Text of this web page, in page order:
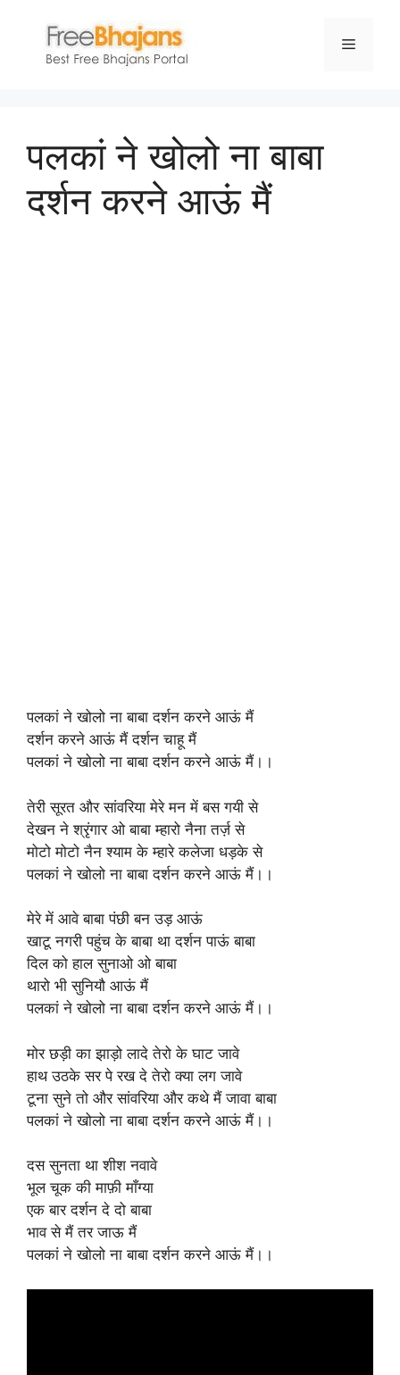
content
Menu
पलकां ने खोलो ना बाबा
दर्शन करने आऊं मैं
पलकां ने खोलो ना बाबा दर्शन करने आऊं मैं
दर्शन करने आऊं मैं दर्शन चाहू मैं
पलकां ने खोलो ना बाबा दर्शन करने आऊं मैं।।
तेरी सूरत और सांवरिया मेरे मन में बस गयी से
देखन ने श्रृंगार ओ बाबा म्हारो नैना तर्ज़ से
मोटो मोटो नैन श्याम के म्हारे कलेजा धड़के से
पलकां ने खोलो ना बाबा दर्शन करने आऊं मैं।।
मेरे में आवे बाबा पंछी बन उड़ आऊं
खाटू नगरी पहुंच के बाबा था दर्शन पाऊं बाबा
दिल को हाल सुनाओ ओ बाबा
थारो भी सुनियौ आऊं मैं
पलकां ने खोलो ना बाबा दर्शन करने आऊं मैं।।
मोर छड़ी का झाड़ो लादे तेरो के घाट जावे
हाथ उठके सर पे रख दे तेरो क्या लग जावे
टूना सुने तो और सांवरिया और कथे मैं जावा बाबा
पलकां ने खोलो ना बाबा दर्शन करने आऊं मैं।।
दस सुनता था शीश नवावे
भूल चूक की माफ़ी माँग्या
एक बार दर्शन दे दो बाबा
भाव से मैं तर जाऊ मैं
पलकां ने खोलो ना बाबा दर्शन करने आऊं मैं।।